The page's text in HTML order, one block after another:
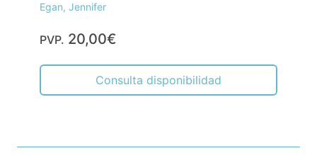
Egan, Jennifer
PVP. 20,00€
Consulta disponibilidad